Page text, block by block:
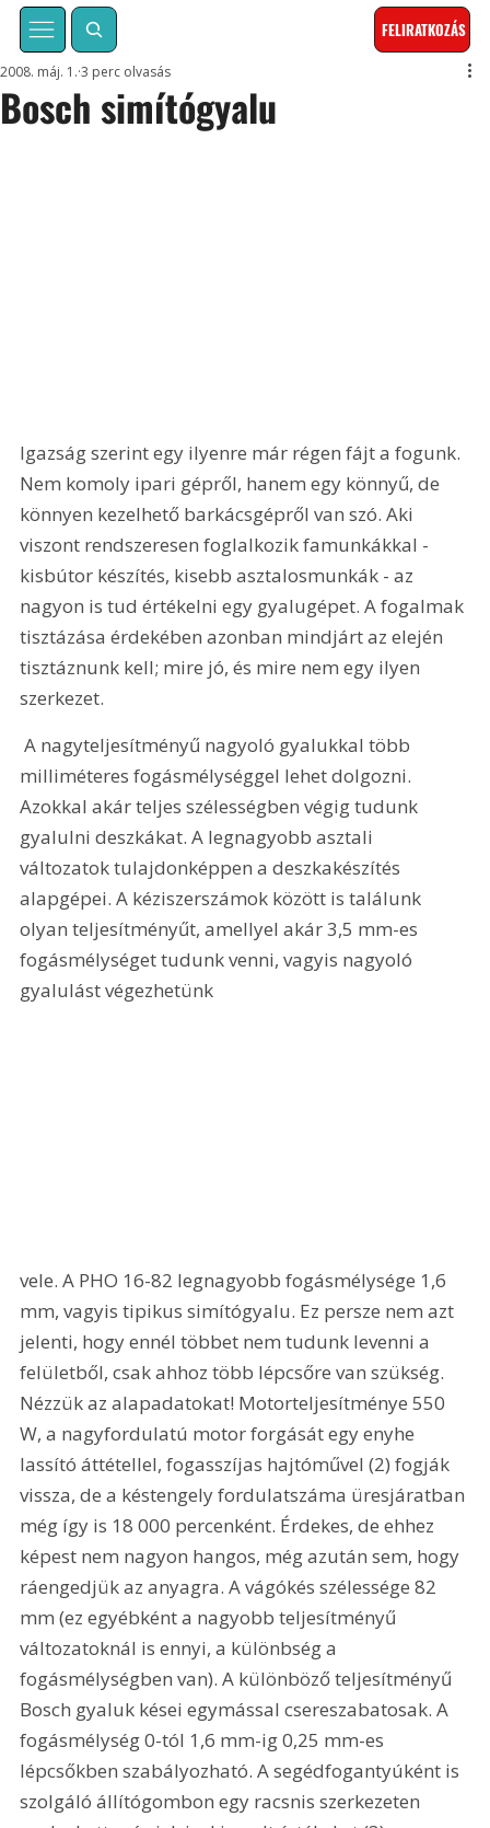
FELIRATKOZÁS
Bosch simítógyalu
2008. máj. 1. 3 perc olvasás
Igazság szerint egy ilyenre már régen fájt a fogunk.
Nem komoly ipari gépről, hanem egy könnyű, de
könnyen kezelhető barkácsgépről van szó. Aki
viszont rendszeresen foglalkozik famunkákkal -
kisbútor készítés, kisebb asztalosmunkák - az
nagyon is tud értékelni egy gyalugépet. A fogalmak
tisztázása érdekében azonban mindjárt az elején
tisztáznunk kell; mire jó, és mire nem egy ilyen
szerkezet.
A nagyteljesítményű nagyoló gyalukkal több
milliméteres fogásmélységgel lehet dolgozni.
Azokkal akár teljes szélességben végig tudunk
gyalulni deszkákat. A legnagyobb asztali
változatok tulajdonképpen a deszkakészítés
alapgépei. A kéziszerszámok között is találunk
olyan teljesítményűt, amellyel akár 3,5 mm-es
fogásmélységet tudunk venni, vagyis nagyoló
gyalulást végezhetünk
vele. A PHO 16-82 legnagyobb fogásmélysége 1,6
mm, vagyis tipikus simítógyalu. Ez persze nem azt
jelenti, hogy ennél többet nem tudunk levenni a
felületből, csak ahhoz több lépcsőre van szükség.
Nézzük az alapadatokat! Motorteljesítménye 550
W, a nagyfordulatú motor forgását egy enyhe
lassító áttétellel, fogasszíjas hajtóművel (2) fogják
vissza, de a késtengely fordulatszáma üresjáratban
még így is 18 000 percenként. Érdekes, de ehhez
képest nem nagyon hangos, még azután sem, hogy
ráengedjük az anyagra. A vágókés szélessége 82
mm (ez egyébként a nagyobb teljesítményű
változatoknál is ennyi, a különbség a
fogásmélységben van). A különböző teljesítményű
Bosch gyaluk kései egymással csereszabatosak. A
fogásmélység 0-tól 1,6 mm-ig 0,25 mm-es
lépcsőkben szabályozható. A segédfogantyúként is
szolgáló állítógombon egy racsnis szerkezeten